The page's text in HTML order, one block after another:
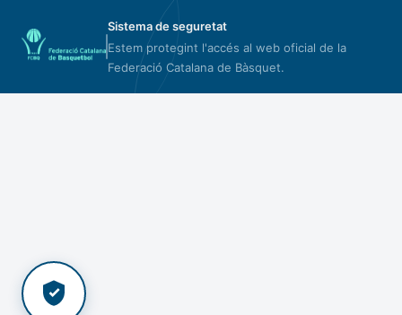
Sistema de seguretat
Estem protegint l'accés al web oficial de la
Federació Catalana de Bàsquet.